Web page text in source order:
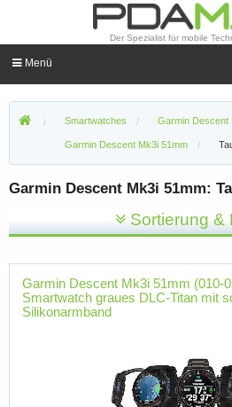
Der Spezialist für mobile
Menü
Smartwatches Garmin Descent
Garmin Descent Mk3i 51mm
Garmin Descent Mk3i 51mm:
Sortierung &
Garmin Descent Mk3i 51mm (010-
Smartwatch graues DLC-Titan mit
Silikonarmband